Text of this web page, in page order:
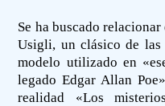
Se ha buscado
Usigli, un clásico de las
modelo utilizado en
legado Edgar Allan
realidad «Los